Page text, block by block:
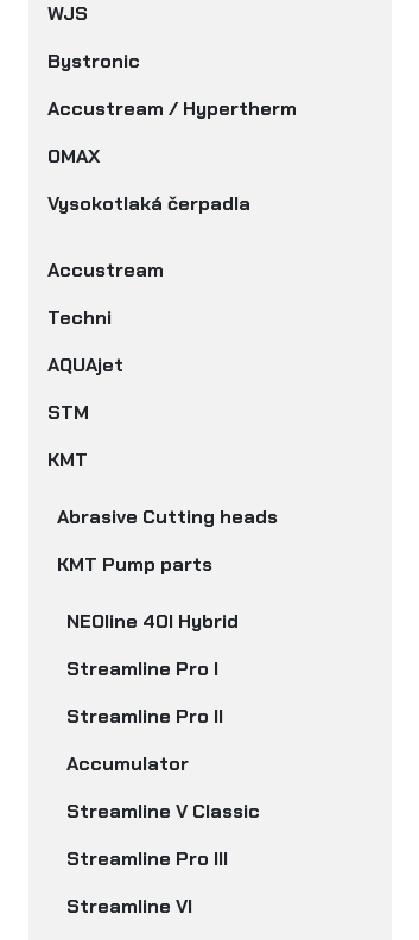
WJS
Bystronic
Accustream / Hypertherm
OMAX
Vysokotlaká čerpadla
Accustream
Techni
AQUAjet
STM
KMT
Abrasive Cutting heads
KMT Pump parts
NEOline 40I Hybrid
Streamline Pro I
Streamline Pro II
Accumulator
Streamline V Classic
Streamline Pro III
Streamline VI